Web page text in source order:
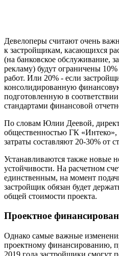
Девелоперы считают очень
к застройщикам, касающихся
(на банковское обслуживание,
рекламу) будут ограничены
работ. Или 20% - если
консолидированную
подготовленную в
стандартами финансовой
По словам Юлии Деевой,
общественностью ГК «Интеко»,
затраты составляют 20-30% от
Устанавливаются также новые
устойчивости. На расчетном
единственным, на момент
застройщик обязан будет
общей стоимости проекта.
Проектное
Однако самые важные
проектному финансированию,